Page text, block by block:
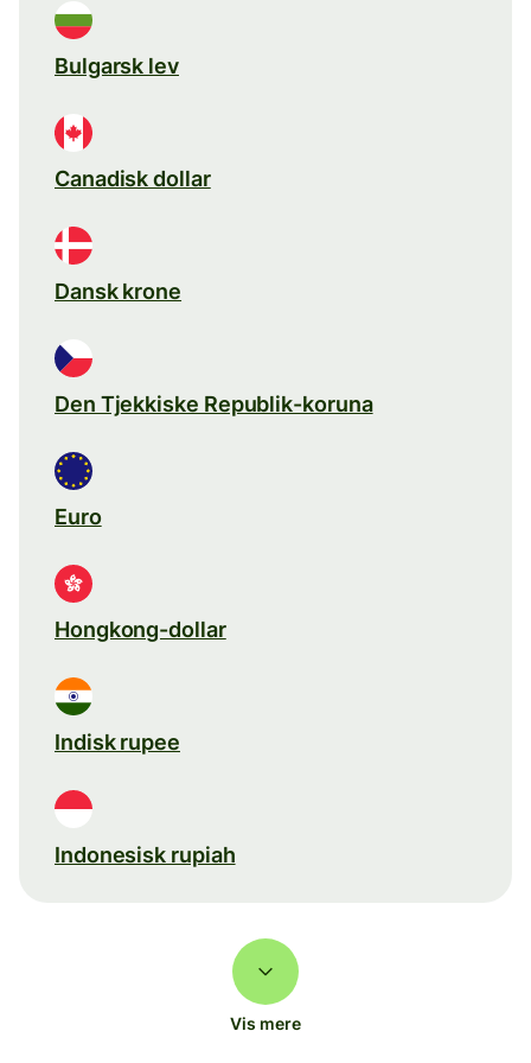
Bulgarsk lev
Canadisk dollar
Dansk krone
Den Tjekkiske Republik-koruna
Euro
Hongkong-dollar
Indisk rupee
Indonesisk rupiah
Vis mere